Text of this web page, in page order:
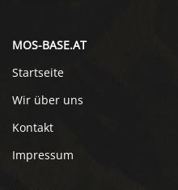
MOS-BASE.AT
Startseite
Wir über uns
Kontakt
Impressum